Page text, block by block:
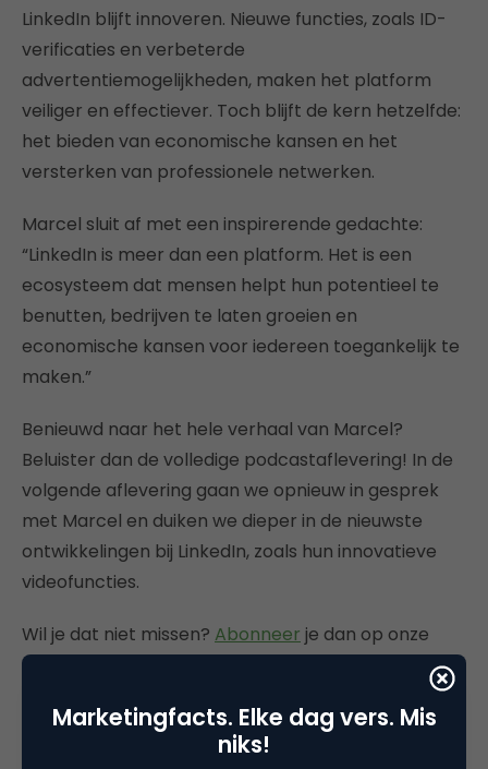
LinkedIn blijft innoveren. Nieuwe functies, zoals ID-
verificaties en verbeterde
advertentiemogelijkheden, maken het platform
veiliger en effectiever. Toch blijft de kern hetzelfde:
het bieden van economische kansen en het
versterken van professionele netwerken.
Marcel sluit af met een inspirerende gedachte:
“LinkedIn is meer dan een platform. Het is een
ecosysteem dat mensen helpt hun potentieel te
benutten, bedrijven te laten groeien en
economische kansen voor iedereen toegankelijk te
maken.”
Benieuwd naar het hele verhaal van Marcel?
Beluister dan de volledige podcastaflevering! In de
volgende aflevering gaan we opnieuw in gesprek
met Marcel en duiken we dieper in de nieuwste
ontwikkelingen bij LinkedIn, zoals hun innovatieve
videofuncties.
Wil je dat niet missen? Abonneer je dan op onze
podcast en blijf op de hoogte!
Marketingfacts. Elke dag vers. Mis
niks!